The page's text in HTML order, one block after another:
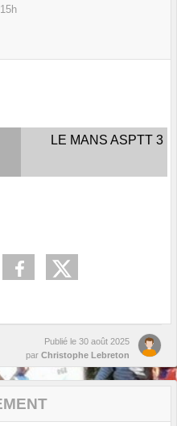
LE MANS ASPTT 3
Publié le 30 août 2025
par Christophe Lebreton